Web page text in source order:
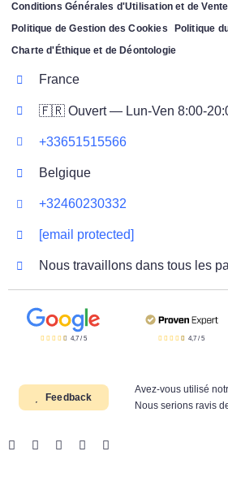
Conditions Générales d'Utilisation et de Vente
Politique de Gestion des Cookies
Politique
Charte d'Éthique et de Déontologie
France
🇫🇷 Ouvert — Lun-Ven 8:00-
+33651515566
Belgique
+32460230332
[email protected]
Nous travaillons dans tous les
4,7/ 5 4,7 /5
Feedback
Avez-vous utilisé
Nous serions ravis